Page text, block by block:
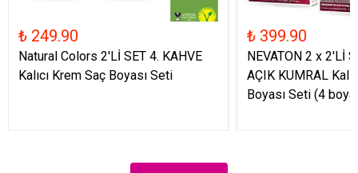
₺ 249.90
Natural Colors 2'Lİ SET 4. KAHVE
Kalıcı Krem Saç Boyası Seti
₺ 399.90
NEVATON 2 x 2'Lİ
AÇIK KUMRAL
Boyası Seti (4